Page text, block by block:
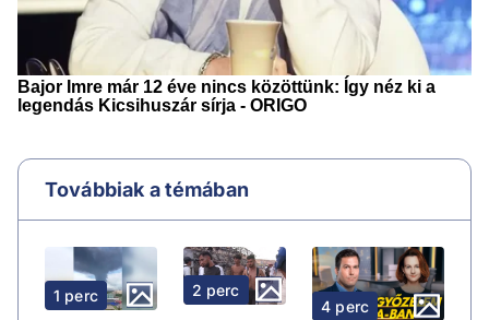
Továbbiak a témában
1 perc 2 perc
4 perc